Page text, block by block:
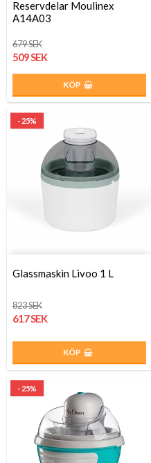
Reservdelar Moulinex
A14A03
679 SEK
509 SEK
KÖP
- 25%
Glassmaskin Livoo 1 L
823 SEK
617 SEK
KÖP
- 25%